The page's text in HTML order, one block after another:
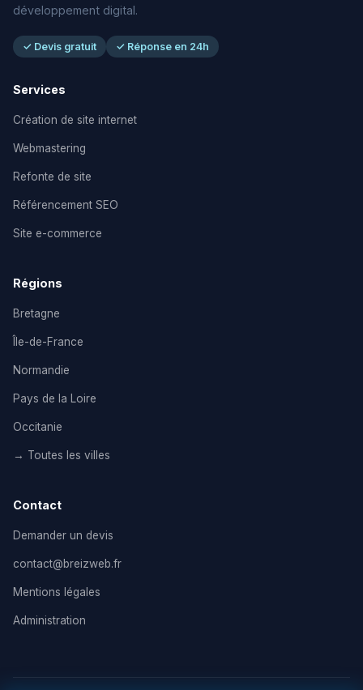
développement digital.
✓ Devis gratuit ✓ Réponse en 24h
Services
Création de site internet
Webmastering
Refonte de site
Référencement SEO
Site e-commerce
Régions
Bretagne
Île-de-France
Normandie
Pays de la Loire
Occitanie
→ Toutes les villes
Contact
Demander un devis
contact@breizweb.fr
Mentions légales
Administration